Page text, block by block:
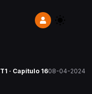
T1 · Capítulo 1608-04-2024